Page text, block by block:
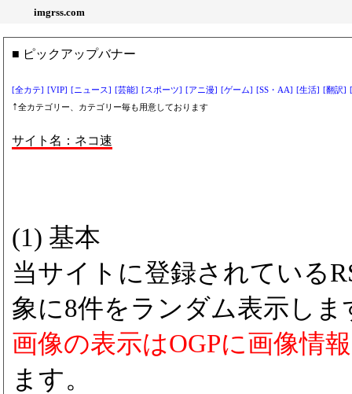
imgrss.com
■ ピックアップバナー
[全カテ] [VIP] [ニュース] [芸能] [スポーツ] [アニ漫] [ゲーム] [SS・AA] [生活] [翻訳]
↑全カテゴリー、カテゴリー毎も用意しております
サイト名：ネコ速
(1) 基本
当サイトに登録されている
象に8件をランダム表示しま
画像の表示はOGPに画像情
ます。